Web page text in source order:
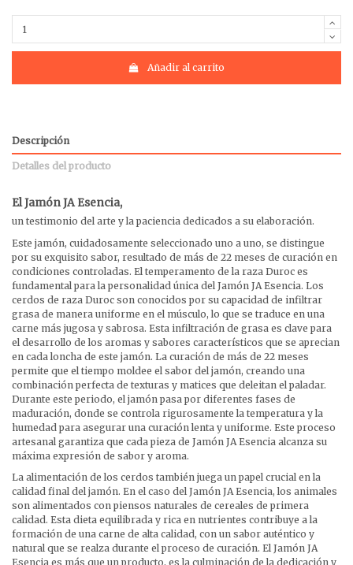
Añadir al carrito
Descripción
Detalles del producto
El Jamón JA Esencia,
un testimonio del arte y la paciencia dedicados a su elaboración.
Este jamón, cuidadosamente seleccionado uno a uno, se distingue
por su exquisito sabor, resultado de más de 22 meses de curación en
condiciones controladas. El temperamento de la raza Duroc es
fundamental para la personalidad única del Jamón JA Esencia. Los
cerdos de raza Duroc son conocidos por su capacidad de infiltrar
grasa de manera uniforme en el músculo, lo que se traduce en una
carne más jugosa y sabrosa. Esta infiltración de grasa es clave para
el desarrollo de los aromas y sabores característicos que se aprecian
en cada loncha de este jamón. La curación de más de 22 meses
permite que el tiempo moldee el sabor del jamón, creando una
combinación perfecta de texturas y matices que deleitan el paladar.
Durante este periodo, el jamón pasa por diferentes fases de
maduración, donde se controla rigurosamente la temperatura y la
humedad para asegurar una curación lenta y uniforme. Este proceso
artesanal garantiza que cada pieza de Jamón JA Esencia alcanza su
máxima expresión de sabor y aroma.
La alimentación de los cerdos también juega un papel crucial en la
calidad final del jamón. En el caso del Jamón JA Esencia, los animales
son alimentados con piensos naturales de cereales de primera
calidad. Esta dieta equilibrada y rica en nutrientes contribuye a la
formación de una carne de alta calidad, con un sabor auténtico y
natural que se realza durante el proceso de curación. El Jamón JA
Esencia es más que un producto, es la culminación de la dedicación y